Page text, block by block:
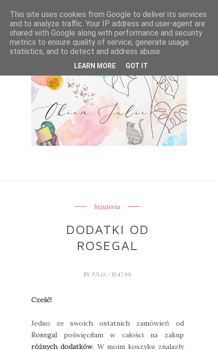
biżuteria
DODATKI OD
ROSEGAL
BYJULIA - 15:47:00
Cześć!
Jedno ze swoich ostatnich zamówień od
Rosegalpoświęciłam w całości na zakup
różnych dodatków. W moim koszyku znalazły
This site uses cookies from Google to deliver its services
and to analyze traffic. Your IP address and user-agent are
shared with Google along with performance and security
metrics to ensure quality of service, generate usage
statistics, and to detect and address abuse.
LEARN MORE GOT IT